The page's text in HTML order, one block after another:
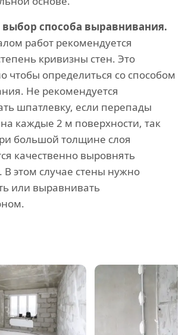
способа выравнивания.
работ рекомендуется
кривизны стен. Это
чтобы определиться со способом
Не рекомендуется
шпатлевку, если перепады
каждые 2 м поверхности, так
большой толщине слоя
качественно выровнять
В этом случае стены нужно
или выравнивать